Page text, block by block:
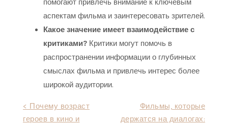
аспектам фильма и заинтересовать зрителей.
Какое значение имеет взаимодействие с
критиками? Критики могут помочь в
распространении информации о глубинных
смыслах фильма и привлечь интерес более
широкой аудитории.
Навигация
< Почему возраст
героев в кино и
Фильмы, которые
держатся на диалогах: